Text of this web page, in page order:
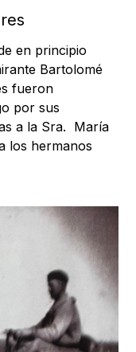
en principio
Bartolomé
fueron
por sus
a la Sra. María
los hermanos